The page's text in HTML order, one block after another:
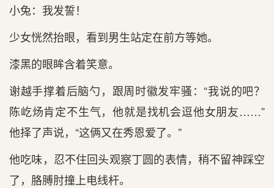
小兔：我发誓！
少女恍然抬眼，看到男生站定在前方等她。
漆黑的眼眸含着笑意。
谢越手撑着后脑勺，跟周时徽发牢骚：“我说的吧？
陈屹炀肯定不生气，他就是找机会逗他女朋友……”
他择了声说，“这俩又在秀恩爱了。”
他吃味，忍不住回头观察丁圆的表情，稍不留神踩空
了，胳膊肘撞上电线杆。